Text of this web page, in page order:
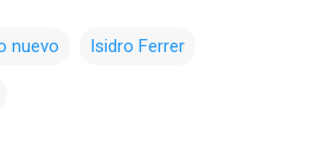
nuevo Isidro Ferrer